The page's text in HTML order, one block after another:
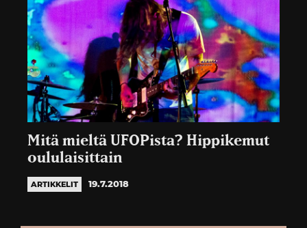
Mitä mieltä UFOPista? Hippikemut
oululaisittain
ARTIKKELIT 19.7.2018